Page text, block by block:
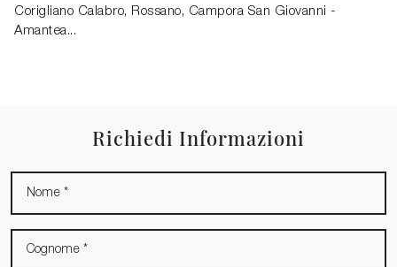
Corigliano Calabro, Rossano, Campora San Giovanni -
Amantea...
Richiedi Informazioni